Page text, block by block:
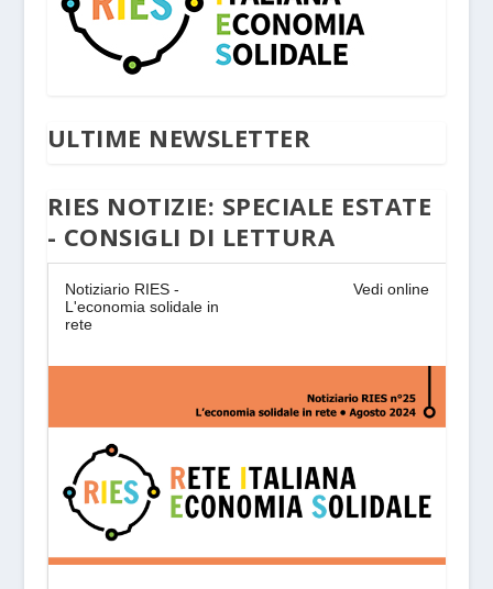
ULTIME NEWSLETTER
RIES NOTIZIE: SPECIALE ESTATE
- CONSIGLI DI LETTURA